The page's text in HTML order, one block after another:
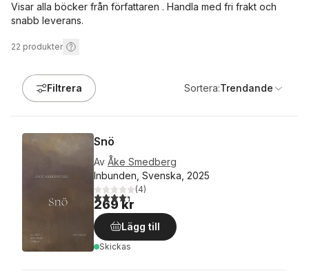
Visar alla böcker från författaren . Handla med fri frakt och
snabb leverans.
22 produkter
Filtrera Sortera:Trendande
Snö
Av Åke Smedberg
Inbunden, Svenska, 2025
4,3utav 5 stjärnor. Totalt antal röster:
(4)
269 kr
Lägg till
Skickas